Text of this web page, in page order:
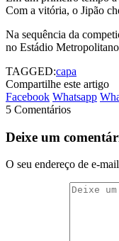
Com a vitória, o Jipão
Na sequência da
no Estádio
TAGGED:capa
Compartilhe este artigo
Facebook Whatsapp
5 Comentários
Deixe um
O seu endereço de e-